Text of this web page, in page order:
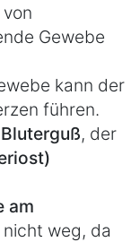
Gewebe
kann der
führen.
Bluterguß, der
am
weg, da